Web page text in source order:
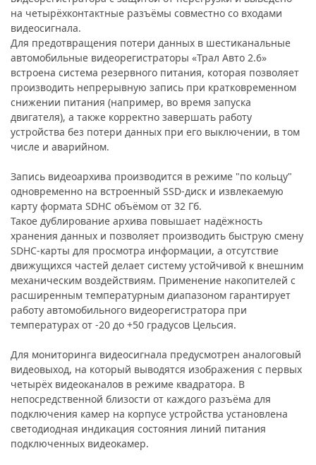
на четырёхконтактные разъёмы совместно со входами
видеосигнала.
Для предотвращения потери данных в шестиканальные
автомобильные видеорегистраторы «Трал Авто 2.6»
встроена система резервного питания, которая позволяет
производить непрерывную запись при кратковременном
снижении питания (например, во время запуска
двигателя), а также корректно завершать работу
устройства без потери данных при его выключении, в том
числе и аварийном.
Запись видеоархива производится в режиме "по кольцу"
одновременно на встроенный SSD-диск и извлекаемую
карту формата SDHC объёмом от 32 Гб.
Такое дублирование архива повышает надёжность
хранения данных и позволяет производить быструю смену
SDHC-карты для просмотра информации, а отсутствие
движущихся частей делает систему устойчивой к внешним
механическим воздействиям. Применение накопителей с
расширенным температурным диапазоном гарантирует
работу автомобильного видеорегистратора при
температурах от -20 до +50 градусов Цельсия.
Для мониторинга видеосигнала предусмотрен аналоговый
видеовыход, на который выводятся изображения с первых
четырёх видеоканалов в режиме квадратора. В
непосредственной близости от каждого разъёма для
подключения камер на корпусе устройства установлена
светодиодная индикация состояния линий питания
подключенных видеокамер.